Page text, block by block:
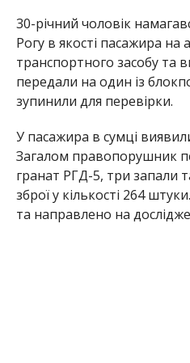
30-річний чоловік
Рогу в якості пасажира на
транспортного засобу та
передали на один із
зупинили для перевірки.
У пасажира в сумці
Загалом правопорушник
гранат РГД-5, три запали
зброї у кількості 264
та направлено на